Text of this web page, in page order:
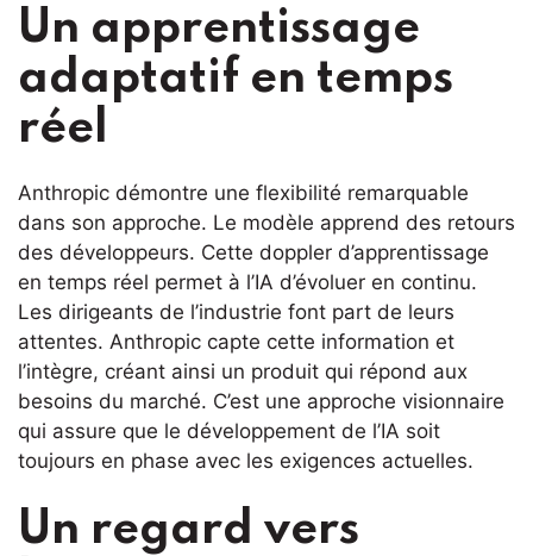
Un apprentissage
adaptatif en temps
réel
Anthropic démontre une flexibilité remarquable
dans son approche. Le modèle apprend des retours
des développeurs. Cette doppler d’apprentissage
en temps réel permet à l’IA d’évoluer en continu.
Les dirigeants de l’industrie font part de leurs
attentes. Anthropic capte cette information et
l’intègre, créant ainsi un produit qui répond aux
besoins du marché. C’est une approche visionnaire
qui assure que le développement de l’IA soit
toujours en phase avec les exigences actuelles.
Un regard vers